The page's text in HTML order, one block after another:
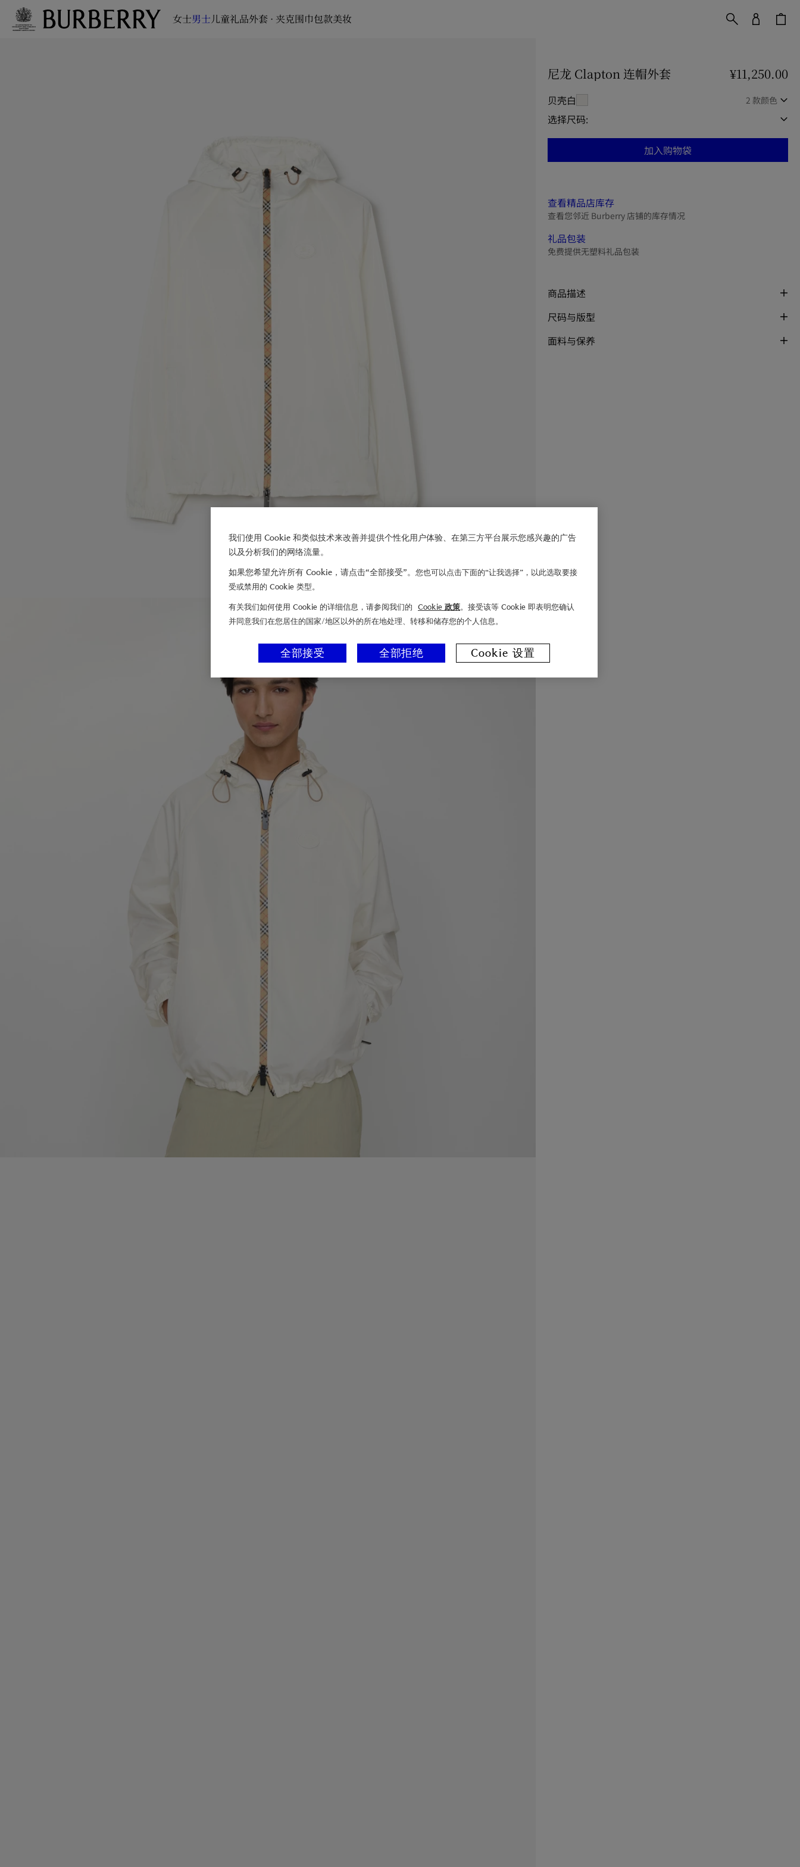
女士男士儿童礼品外套 · 夹克围巾包款美妆
尼龙 Clapton 连帽外套 价格 ¥11,250.00¥11,250.00
贝壳白 2 款颜色
选择尺码:
加入购物袋
查看精品店库存
查看您邻近 Burberry 店铺的库存情况
礼品包装
免费提供无塑料礼品包装
商品描述
尺码与版型
面料与保养
我们使用 Cookie 和类似技术来改善并提供个性化用户体验、在第三方平台展示您感兴趣的广告
以及分析我们的网络流量。
如果您希望允许所有 Cookie，请点击“全部接受”。 您也可以点击下面的“让我选择”，以此选取要接
受或禁用的 Cookie 类型。
有关我们如何使用 Cookie 的详细信息，请参阅我们的 Cookie 政策。接受该等 Cookie 即表明您确认
并同意我们在您居住的国家/地区以外的所在地处理、转移和储存您的个人信息。
全部拒绝
全部接受 Cookie 设置